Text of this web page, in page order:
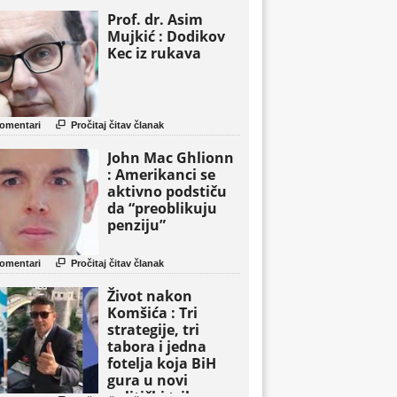
Prof. dr. Asim
Mujkić : Dodikov
Kec iz rukava
 Pročitaj čitav članak
John Mac Ghlionn
: Amerikanci se
aktivno podstiču
da “preoblikuju
penziju”
 Pročitaj čitav članak
Život nakon
Komšića : Tri
strategije, tri
tabora i jedna
fotelja koja BiH
gura u novi